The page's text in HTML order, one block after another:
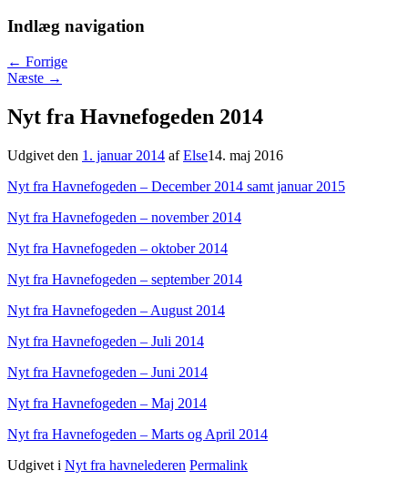
Indlæg navigation
← Forrige
Næste →
Nyt fra Havnefogeden 2014
Udgivet den 1. januar 2014 afElse14. maj 2016
Nyt fra Havnefogeden – December 2014 samt januar 2015
Nyt fra Havnefogeden – november 2014
Nyt fra Havnefogeden – oktober 2014
Nyt fra Havnefogeden – september 2014
Nyt fra Havnefogeden – August 2014
Nyt fra Havnefogeden – Juli 2014
Nyt fra Havnefogeden – Juni 2014
Nyt fra Havnefogeden – Maj 2014
Nyt fra Havnefogeden – Marts og April 2014
Udgivet i Nyt fra havnelederen Permalink